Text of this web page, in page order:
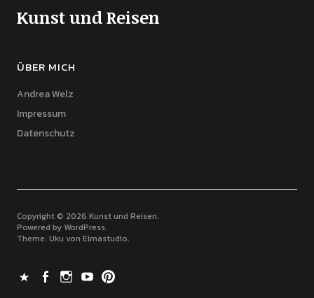
Kunst und Reisen
ÜBER MICH
Andrea Welz
Impressum
Datenschutz
Copyright © 2026 Kunst und Reisen
Powered by WordPress
Theme: Uku von Elmastudio